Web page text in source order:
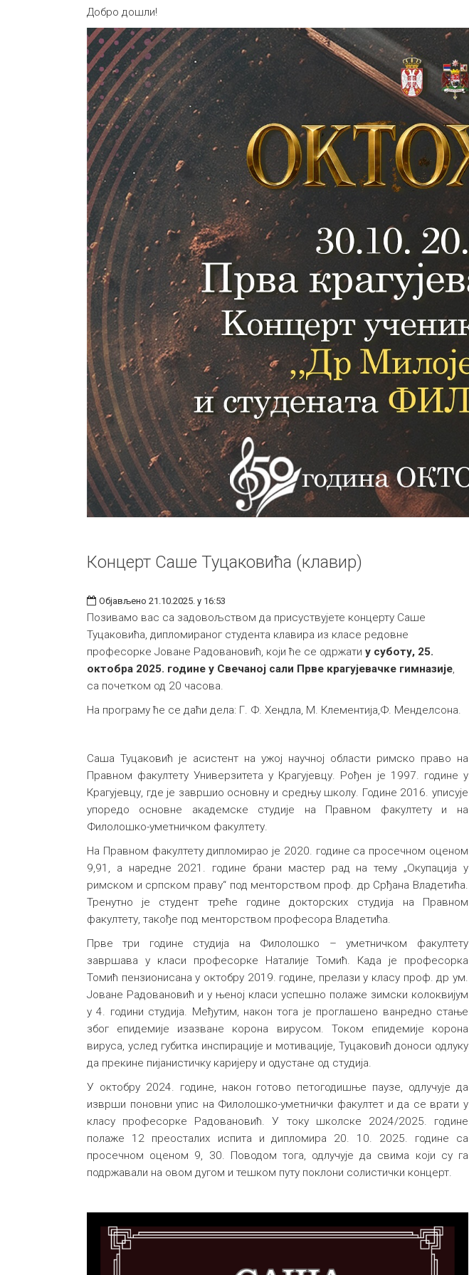
Добро дошли!
Концерт Саше Туцаковића (клавир)
Објављено 21.10.2025. у 16:53
Позивамо вас са задовољством да присуствујете концерту Саше
Туцаковића, дипломираног студента клавира из класе редовне
професорке Јоване Радовановић, који ће се одржати у суботу, 25.
октобра 2025. године у Свечаној сали Прве крагујевачке гимназије
са почетком од 20 часова.
На програму ће се даћи дела: Г. Ф. Хендла, M. Клементија,Ф. Менделсона.
Саша Туцаковић је асистент на ужој научној области римско право на
Правном факултету Универзитета у Крагујевцу. Рођен је 1997. године у
Крагујевцу, где је завршио основну и средњу школу. Године 2016. уписује
упоредо основне академске студије на Правном факултету и на
Филолошко-уметничком факултету.
На Правном факултету дипломирао је 2020. године са просечном оценом
9,91, а наредне 2021. године брани мастер рад на тему „Окупација у
римском и српском праву“ под менторством проф. др Срђана Владетића.
Тренутно је студент треће године докторских студија на Правном
факултету, такође под менторством професора Владетића.
Прве три године студија на Филолошко – уметничком факултету
завршава у класи професорке Наталије Томић. Када је професорка
Томић пензионисана у октобру 2019. године, прелази у класу проф. др ум.
Јоване Радовановић и у њеној класи успешно полаже зимски колоквијум
у 4. години студија. Међутим, након тога је проглашено ванредно стање
због епидемије изазване корона вирусом. Током епидемије корона
вируса, услед губитка инспирације и мотивације, Туцаковић доноси одлуку
да прекине пијанистичку каријеру и одустане од студија.
У октобру 2024. године, након готово петогодишње паузе, одлучује да
изврши поновни упис на Филолошко-уметнички факултет и да се врати у
класу професорке Радовановић. У току школске 2024/2025. године
полаже 12 преосталих испита и дипломира 20. 10. 2025. године са
просечном оценом 9, 30. Поводом тога, одлучује да свима који су га
подржавали на овом дугом и тешком путу поклони солистички концерт.